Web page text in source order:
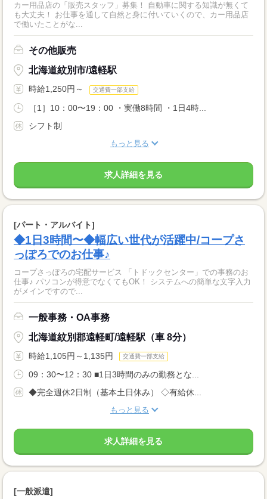
カー用品店の「販売スタッフ」募集！ 自動車に関する知識が無くて
も大丈夫！ お仕事を通して自然と身に付いていくので、カー用品店
で働いたことがな...
その他販売
北海道紋別市/遠軽駅
時給1,250円～ 交通費一部支給
［1］10：00〜19：00 ・実働8時間 ・1日4時...
シフト制
もっと見る
求人詳細を見る
[パート・アルバイト]
◆1日3時間〜◆幅広い世代が活躍中/コープさ
っぽろでのお仕事♪
コープさっぽろの宅配サービス 「トドックセンター」での事務のお
仕事♪ パソコンが得意でなくてもOK！ システムへの簡単な文字入力
がメインですので...
一般事務・OA事務
北海道紋別郡遠軽町/遠軽駅（車 8分）
時給1,105円～1,135円 交通費一部支給
09：30〜12：30 ■1日3時間のみの勤務とな...
◆完全週休2日制（基本土日休み） ◇有給休...
もっと見る
求人詳細を見る
[一般派遣]